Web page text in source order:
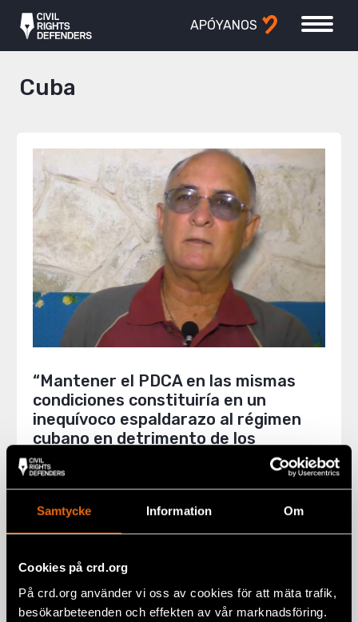
Samtycke Information Om
Cookies på crd.org
På crd.org använder vi oss av cookies för att mäta trafik,
besökarbeteenden och effekten av vår marknadsföring.
APÓYANOS
Cuba
“Mantener el PDCA en las mismas
condiciones constituiría en un
inequívoco espaldarazo al régimen
cubano en detrimento de los
derechos humanos”
1 … 3 4